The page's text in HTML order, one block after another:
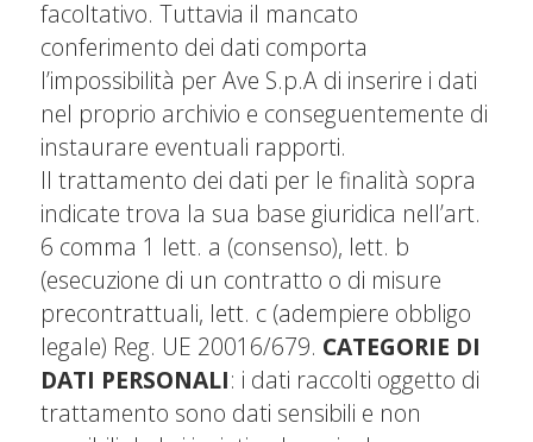
facoltativo. Tuttavia il mancato
conferimento dei dati comporta
l’impossibilità per Ave S.p.A di inserire i dati
nel proprio archivio e conseguentemente di
instaurare eventuali rapporti.
Il trattamento dei dati per le finalità sopra
indicate trova la sua base giuridica nell’art.
6 comma 1 lett. a (consenso), lett. b
(esecuzione di un contratto o di misure
precontrattuali, lett. c (adempiere obbligo
legale) Reg. UE 20016/679. CATEGORIE DI
DATI PERSONALI: i dati raccolti oggetto di
trattamento sono dati sensibili e non